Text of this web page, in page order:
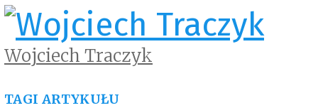
Wojciech Traczyk
TAGI ARTYKUŁU